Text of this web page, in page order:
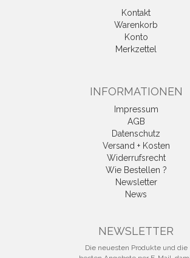
Kontakt
Warenkorb
Konto
Merkzettel
INFORMATIONEN
Impressum
AGB
Datenschutz
Versand + Kosten
Widerrufsrecht
Wie Bestellen ?
Newsletter
News
NEWSLETTER
Die neuesten Produkte und die